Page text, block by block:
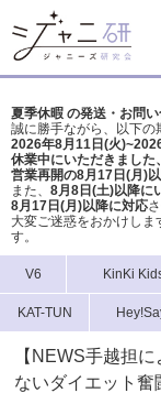
夏季休暇 の発送・お問
誠に勝手ながら、以下の
2026年8月11日(火
休業中にいただきました
営業再開の8月17日(月)
また、 8月8日(土)以降に
8月17日(月)以降に対応
大変ご迷惑をおかけしま
す。
V6 KinKi
KAT-TUN
【NEWS手越担
ないダイエット奮